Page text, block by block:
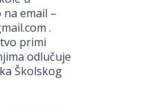
email –
.
primi
odlučuje
Školskog